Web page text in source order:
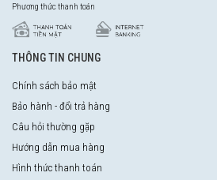
Phương thức thanh toán
THÔNG TIN CHUNG
Chính sách bảo mật
Bảo hành - đổi trả hàng
Câu hỏi thường gặp
Hướng dẫn mua hàng
Hình thức thanh toán